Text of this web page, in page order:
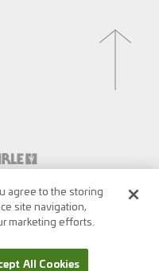
agree to the storing
site navigation,
marketing efforts.
All Cookies